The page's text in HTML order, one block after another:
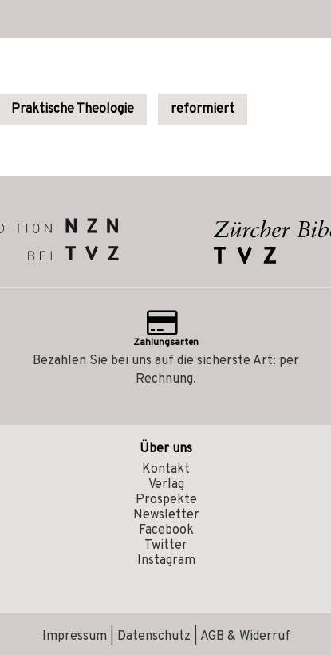
Praktische Theologie reformiert
Zahlungsarten
Bezahlen Sie bei uns auf die sicherste Art: per
Rechnung.
Über uns
Kontakt
Verlag
Prospekte
Newsletter
Facebook
Twitter
Instagram
Impressum Datenschutz AGB & Widerruf